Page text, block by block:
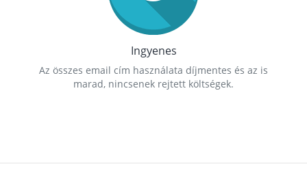
Ingyenes
Az összes email cím használata díjmentes és az is
marad, nincsenek rejtett költségek.